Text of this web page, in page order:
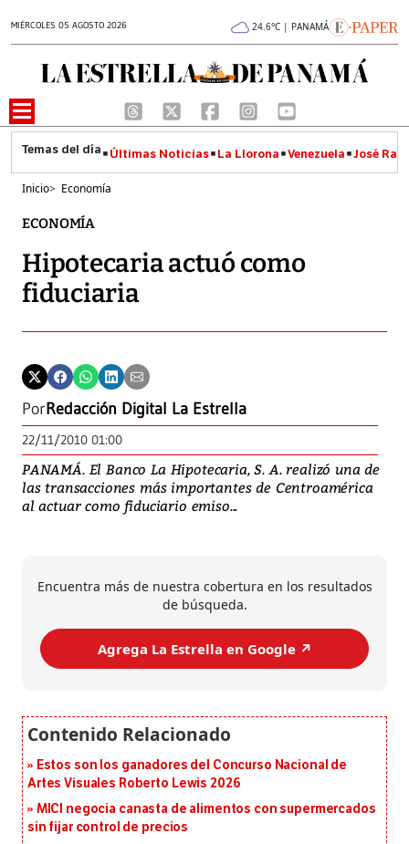
MIÉRCOLES 05 AGOSTO 2026 24.6°C | PANAMÁ
Últimas Noticias La Llorona Venezuela José
Inicio> Economía
ECONOMÍA
Hipotecaria actuó como
fiduciaria
PorRedacción Digital La Estrella
22/11/2010 01:00
PANAMÁ. El Banco La Hipotecaria, S. A. realizó una de
las transacciones más importantes de Centroamérica
al actuar como fiduciario emiso...
Encuentra más de nuestra cobertura en los resultados
de búsqueda.
Agrega La Estrella en Google ↗️
Estos son los ganadores del Concurso Nacional de
Artes Visuales Roberto Lewis 2026
MICI negocia canasta de alimentos con supermercados
sin fijar control de precios